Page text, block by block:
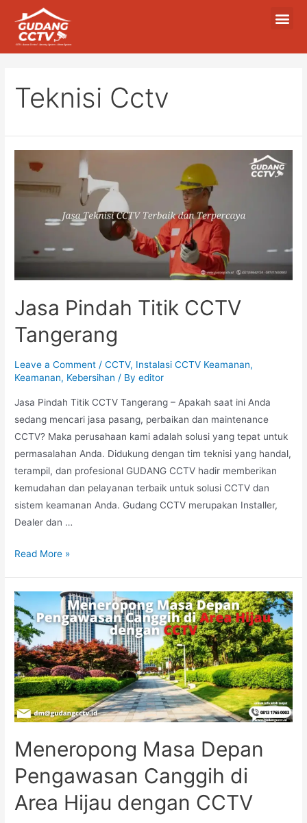
Teknisi Cctv
Jasa Pindah Titik CCTV
Tangerang
Leave a Comment /CCTV, Instalasi CCTV Keamanan,
Keamanan, Kebersihan / Byeditor
Jasa Pindah Titik CCTV Tangerang – Apakah saat ini Anda
sedang mencari jasa pasang, perbaikan dan maintenance
CCTV? Maka perusahaan kami adalah solusi yang tepat untuk
permasalahan Anda. Didukung dengan tim teknisi yang handal,
terampil, dan profesional GUDANG CCTV hadir memberikan
kemudahan dan pelayanan terbaik untuk solusi CCTV dan
sistem keamanan Anda. Gudang CCTV merupakan Installer,
Dealer dan …
Read More »
Meneropong Masa Depan
Pengawasan Canggih di
Area Hijau dengan CCTV